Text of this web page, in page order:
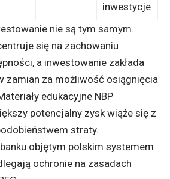
inwestycje
nie są tym samym.
się na zachowaniu
a inwestowanie zakłada
zamian za możliwość osiągnięcia
edukacyjne NBP
potencjalny zysk wiąże się z
straty.
objętym polskim systemem
ochronie na zasadach